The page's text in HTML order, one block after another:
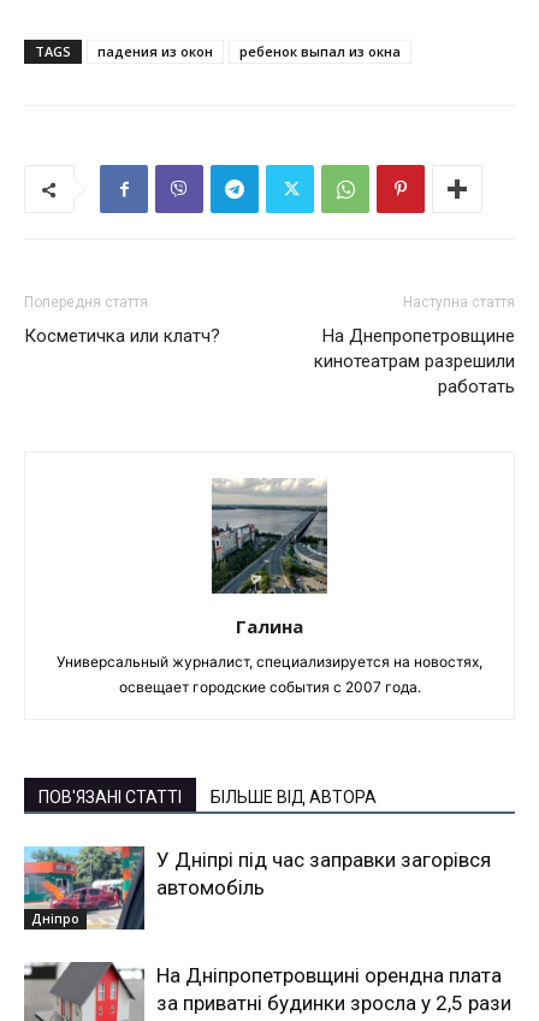
TAGS падения из окон ребенок выпал из окна
Попередня стаття
Косметичка или клатч?
Наступна стаття
На Днепропетровщине
кинотеатрам разрешили
работать
Галина
Универсальный журналист, специализируется на новостях,
освещает городские события с 2007 года.
ПОВ'ЯЗАНІ СТАТТІ БІЛЬШЕ ВІД АВТОРА
Дніпро
У Дніпрі під час заправки загорівся
автомобіль
На Дніпропетровщині орендна плата
за приватні будинки зросла у 2,5 рази